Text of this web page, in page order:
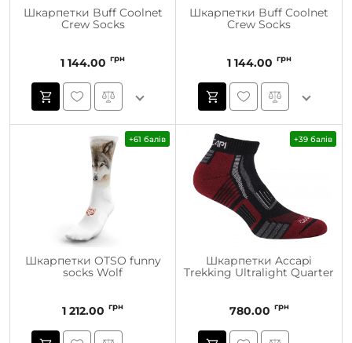
Шкарпетки Buff Coolnet
Crew Socks
1 144.00 грн
Шкарпетки Buff Coolnet
Crew Socks
1 144.00 грн
+61 балів
Шкарпетки OTSO funny
socks Wolf
1 212.00 грн
+39 балів
Шкарпетки Accapi
Trekking Ultralight Quarter
780.00 грн